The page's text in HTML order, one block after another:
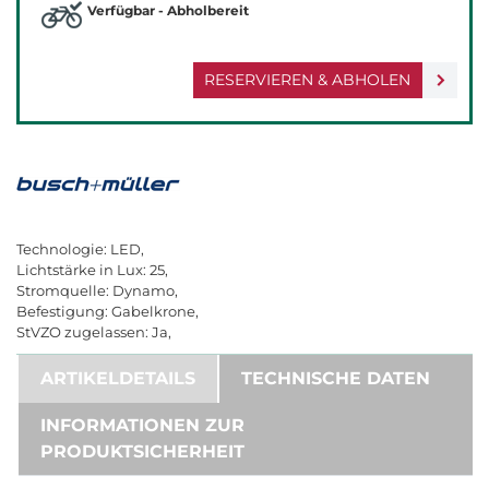
RESERVIEREN & ABHOLEN
Verfügbar - Abholbereit
Technologie: LED,
Lichtstärke in Lux: 25,
Stromquelle: Dynamo,
Befestigung: Gabelkrone,
StVZO zugelassen: Ja,
ARTIKELDETAILS TECHNISCHE DATEN
INFORMATIONEN ZUR
PRODUKTSICHERHEIT